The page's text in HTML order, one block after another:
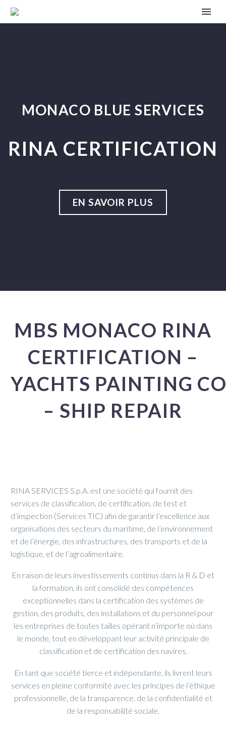
MONACO BLUE SERVICES
RINA CERTIFICATION
EN SAVOIR PLUS
MBS MONACO RINA
CERTIFICATION –
YACHTS PAINTING
– SHIP REPAIR
RINA SERVICES S.p.A. est une société qui fournit des
services de classification, de certification, de test et
d’inspection (Services TIC) afin de garantir l’excellence aux
organisations des secteurs du maritime, de l’environnement
et de l’énergie, des infrastructures, des transports et de la
logistique, et de l’agroalimentaire.
En raison de leurs investissements continus dans la R & D et
la formation, ils ont consolidé des compétences
exceptionnelles dans la certification des systèmes de
gestion, des produits, des installations et du personnel pour
les entreprises de toutes tailles opérant n’importe où dans
le monde, tout en développant leur activité principale de
classification et de certification des navires.
En tant que société tierce et indépendante, ils livrent leurs
services en pleine conformité avec les principes de l’éthique
professionnelle, de la transparence, de la confidentialité et
de la responsabilité sociale